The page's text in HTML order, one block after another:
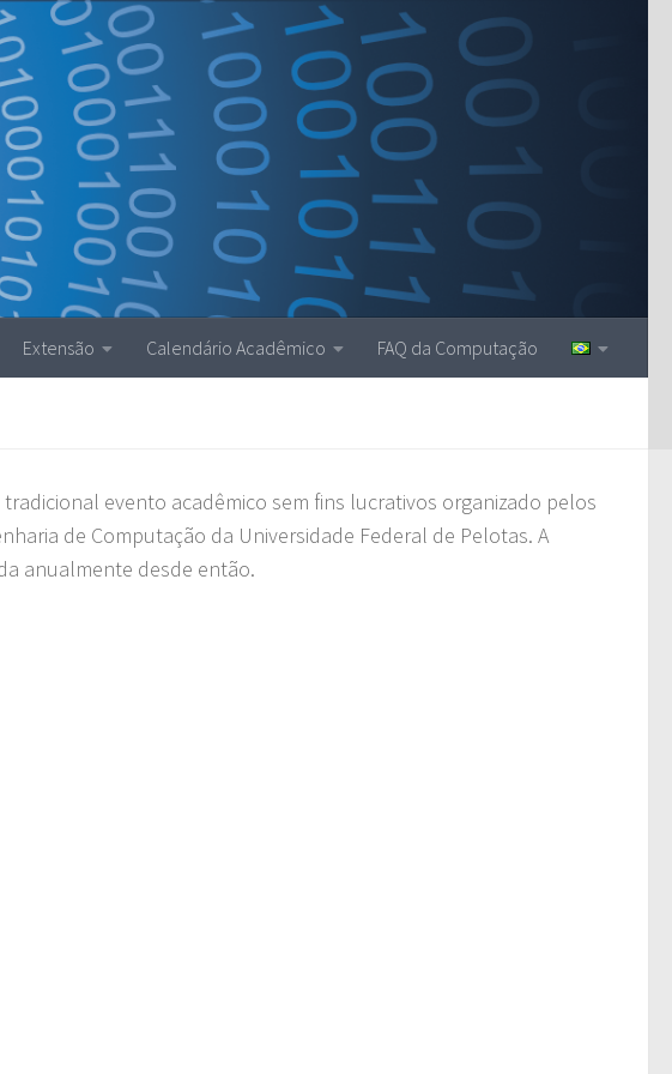
Extensão Calendário Acadêmico FAQ da Computação
tradicional evento acadêmico sem fins lucrativos organizado pelos
de Computação da Universidade Federal de Pelotas. A
anualmente desde então.